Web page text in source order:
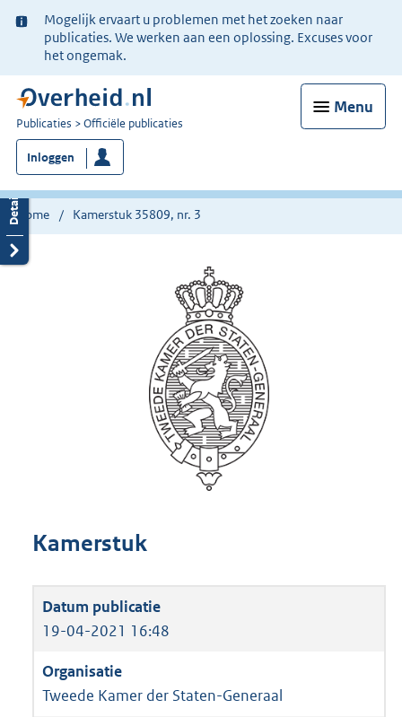
Ter
informatie:
Mogelijk ervaart u problemen met het zoeken naar
publicaties. We werken aan een oplossing. Excuses voor
het ongemak.
Menu
U
bent
nu
hier:
Publicaties Officiële publicaties
Inloggen
Home Kamerstuk 35809, nr. 3
Kamerstuk
19-04-2021 16:48
Tweede Kamer der Staten-Generaal